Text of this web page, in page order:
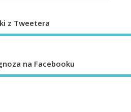
z Tweetera
na Facebooku